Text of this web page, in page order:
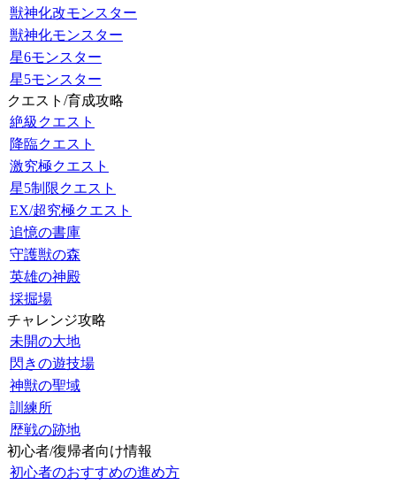
獣神化改モンスター
獣神化モンスター
星6モンスター
星5モンスター
クエスト/育成攻略
絶級クエスト
降臨クエスト
激究極クエスト
星5制限クエスト
EX/超究極クエスト
追憶の書庫
守護獣の森
英雄の神殿
採掘場
チャレンジ攻略
未開の大地
閃きの遊技場
神獣の聖域
訓練所
歴戦の跡地
初心者/復帰者向け情報
初心者のおすすめの進め方